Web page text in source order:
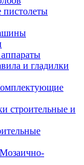
и гладилки
строительные и
Мозаично-